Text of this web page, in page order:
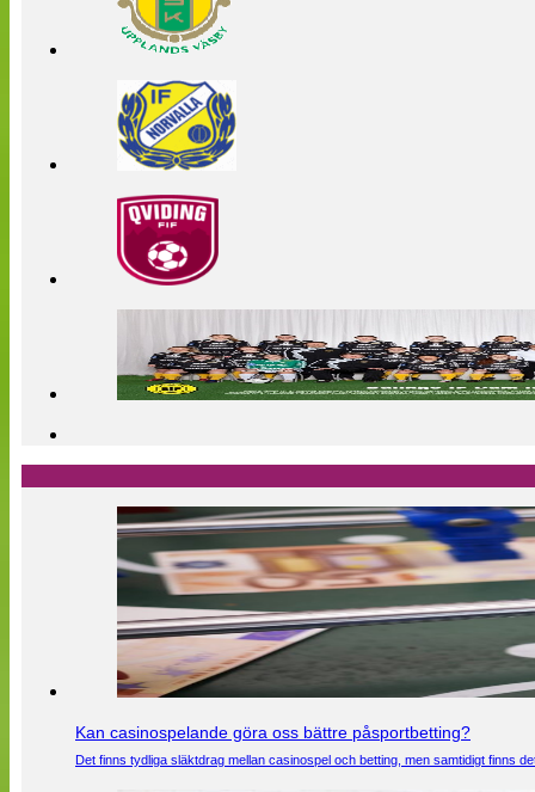
Kan casinospelande göra oss bättre påsportbetting?
Det finns tydliga släktdrag mellan casinospel och betting, men samtidigt finns